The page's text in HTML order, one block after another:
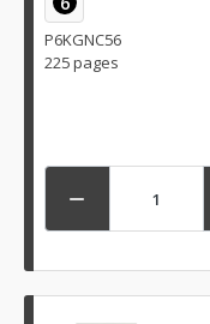
P6KGNC56
225 pages
